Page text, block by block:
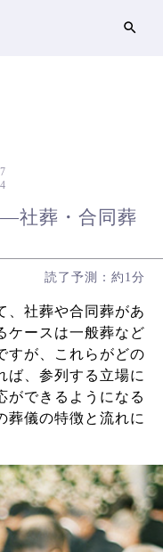
社葬・合同葬
読了予測：約1分
、社葬や合同葬があ
ケースは一般葬など
すが、これらがどの
ば、参列する立場に
ができるようになる
葬儀の特徴と流れに